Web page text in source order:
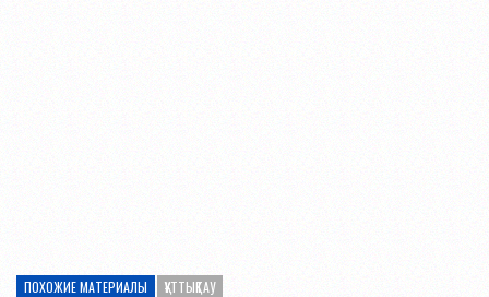
ПОХОЖИЕ МАТЕРИАЛЫ ҚҰТТЫҚТАУ